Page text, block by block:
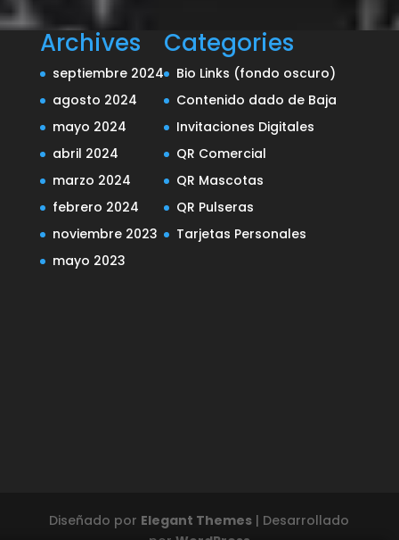
Archives
septiembre 2024
agosto 2024
mayo 2024
abril 2024
marzo 2024
febrero 2024
noviembre 2023
mayo 2023
Categories
Bio Links (fondo oscuro)
Contenido dado de Baja
Invitaciones Digitales
QR Comercial
QR Mascotas
QR Pulseras
Tarjetas Personales
Diseñado por Elegant Themes | Desarrollado